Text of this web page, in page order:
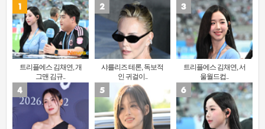
트리플에스 김채연, 개
그맨 김규..
샤를리즈 테론, 독보적
인 귀걸이..
트리플에스 김채연, 서
울월드컵..